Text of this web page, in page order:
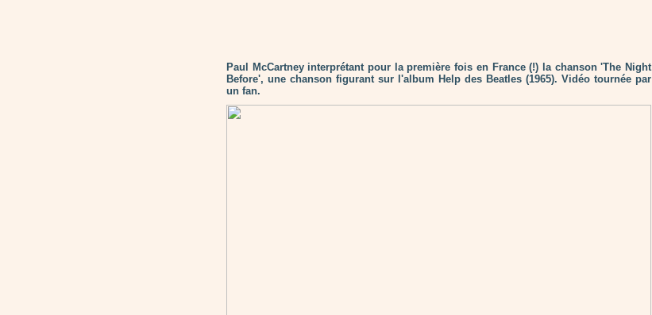
Paul McCartney interprétant pour la première fois en France (!) la chanson 'The Night
Before', une chanson figurant sur l'album Help des Beatles (1965). Vidéo tournée par
un fan.